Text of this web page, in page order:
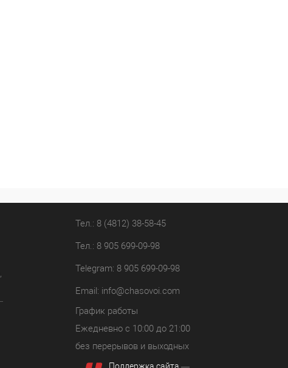
Тел.: 8 (4812) 38-58-45
Тел.: 8 905 699-09-98
Telegram: 8 905 699-09-98
Email: info@chasovoi.com
График работы
Ежедневно с 10:00 до 21:00
без перерывов и выходных